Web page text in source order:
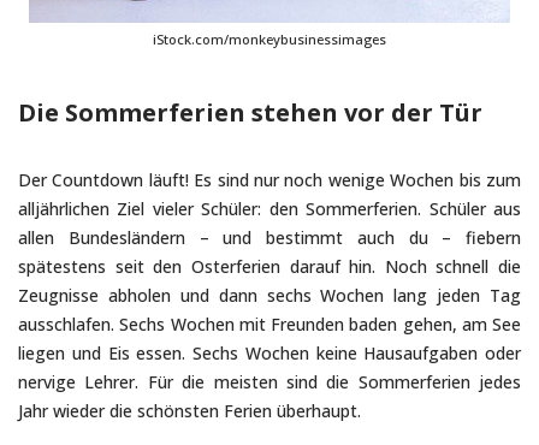
iStock.com/monkeybusinessimages
Die Sommerferien stehen vor der Tür
Der Countdown läuft! Es sind nur noch wenige Wochen bis zum
alljährlichen Ziel vieler Schüler: den Sommerferien. Schüler aus
allen Bundesländern – und bestimmt auch du – fiebern
spätestens seit den Osterferien darauf hin. Noch schnell die
Zeugnisse abholen und dann sechs Wochen lang jeden Tag
ausschlafen. Sechs Wochen mit Freunden baden gehen, am See
liegen und Eis essen. Sechs Wochen keine Hausaufgaben oder
nervige Lehrer. Für die meisten sind die Sommerferien jedes
Jahr wieder die schönsten Ferien überhaupt.